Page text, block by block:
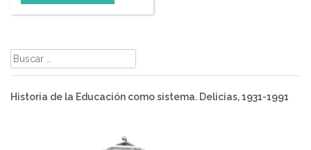
Buscar:
Historia de la Educación como sistema. Delicias, 1931-1991